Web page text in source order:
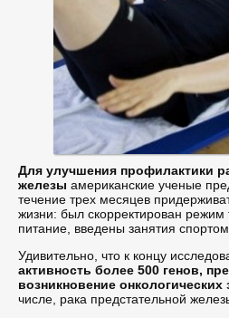
Для улучшения профилактики
железы американские ученые
течение трех месяцев
жизни: был скорректирован
питание, введены занятия
Удивительно, что к концу
активность более 500 генов,
возникновение онкологических
числе, рака предстательной